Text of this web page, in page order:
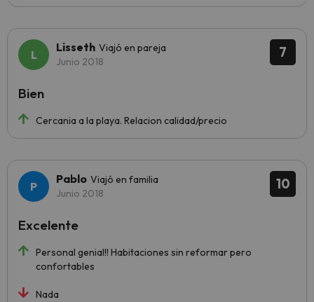
7
Lisseth Viajó en pareja
Junio 2018
Cercania a la playa. Relacion calidad/precio
Bien
10
Pablo Viajó en familia
Junio 2018
Personal genial!! Habitaciones sin reformar pero
confortables
Nada
Excelente